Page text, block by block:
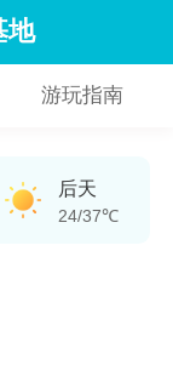
地
游玩指南
后天
24/37℃